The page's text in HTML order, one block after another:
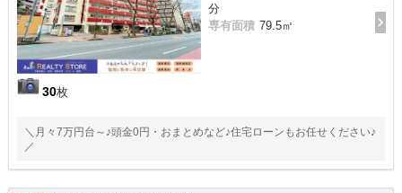
30枚
分
専有面積 79.5㎡
＼月々7万円台～♪頭金0円・おまとめなど♪住宅ローンもお任せください♪
／